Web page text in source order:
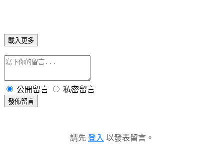
載入更多
公開留言 私密留言
發佈留言
請先 登入 以發表留言。